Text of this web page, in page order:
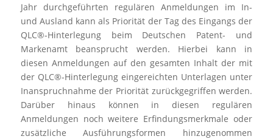
Jahr durchgeführten regulären Anmeldungen im In-
und Ausland kann als Priorität der Tag des Eingangs der
QLC®-Hinterlegung beim Deutschen Patent- und
Markenamt beansprucht werden. Hierbei kann in
diesen Anmeldungen auf den gesamten Inhalt der mit
der QLC®-Hinterlegung eingereichten Unterlagen unter
Inanspruchnahme der Priorität zurückgegriffen werden.
Darüber hinaus können in diesen regulären
Anmeldungen noch weitere Erfindungsmerkmale oder
zusätzliche Ausführungsformen hinzugenommen